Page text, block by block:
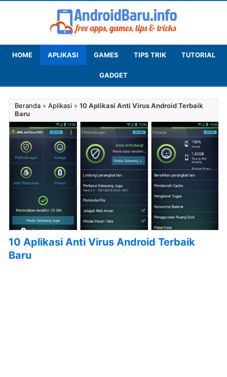
HOME APLIKASI GAMES TIPS TRIK TUTORIAL
GADGET
Beranda» Aplikasi» 10 Aplikasi Anti Virus Android Terbaik
Baru
10 Aplikasi Anti Virus Android Terbaik
Baru